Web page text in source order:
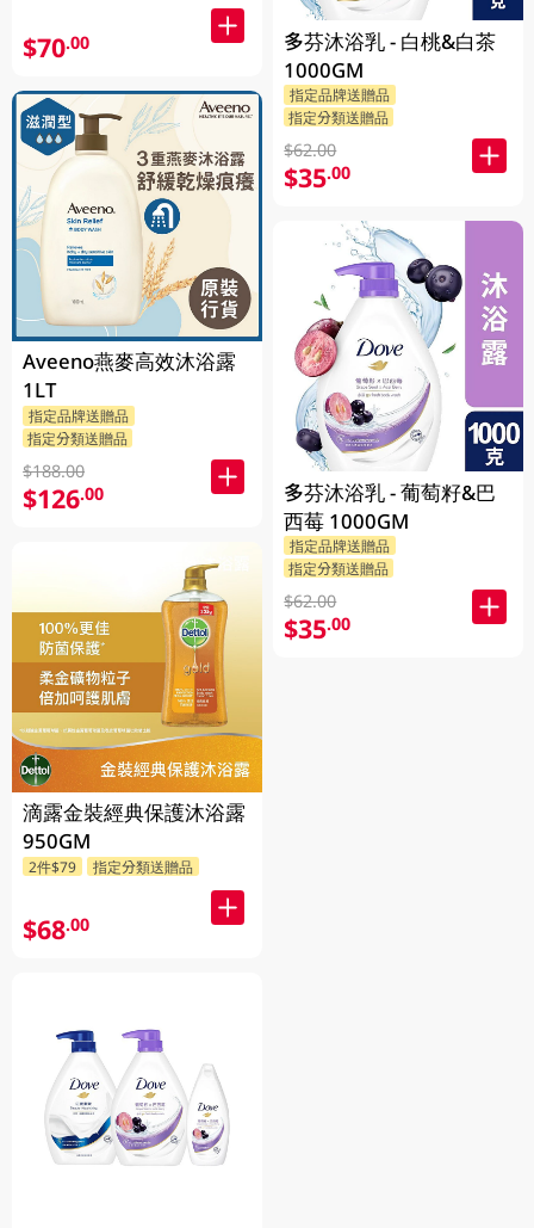
$70.00
Aveeno燕麥高效沐浴露
1LT
指定品牌送贈品
指定分類送贈品
$188.00
$126.00
滴露金裝經典保護沐浴露
950GM
2件$79 指定分類送贈品
$68.00
多芬沐浴乳 - 白桃&白茶
1000GM
指定品牌送贈品
指定分類送贈品
$62.00
$35.00
多芬沐浴乳 - 葡萄籽&巴
西莓 1000GM
指定品牌送贈品
指定分類送贈品
$62.00
$35.00